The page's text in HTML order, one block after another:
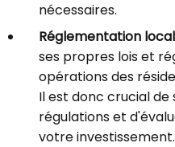
nécessaires.
Réglementation
ses propres lois et
opérations des
Il est donc crucial
régulations et
votre